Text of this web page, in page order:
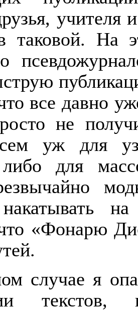
в таковой. На
все давно
не
уж для
для
«Фонарю
случае я
текстов,